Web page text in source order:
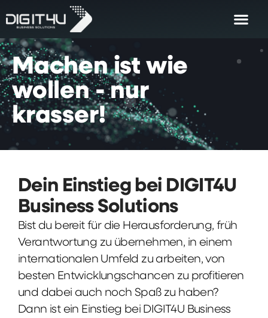
Machen ist wie
wollen - nur
krasser!
Dein Einstieg bei DIGIT4U
Business Solutions
Bist du bereit für die Herausforderung, früh
Verantwortung zu übernehmen, in einem
internationalen Umfeld zu arbeiten, von
besten Entwicklungschancen zu profitieren
und dabei auch noch Spaß zu haben?
Dann ist ein Einstieg bei DIGIT4U Business